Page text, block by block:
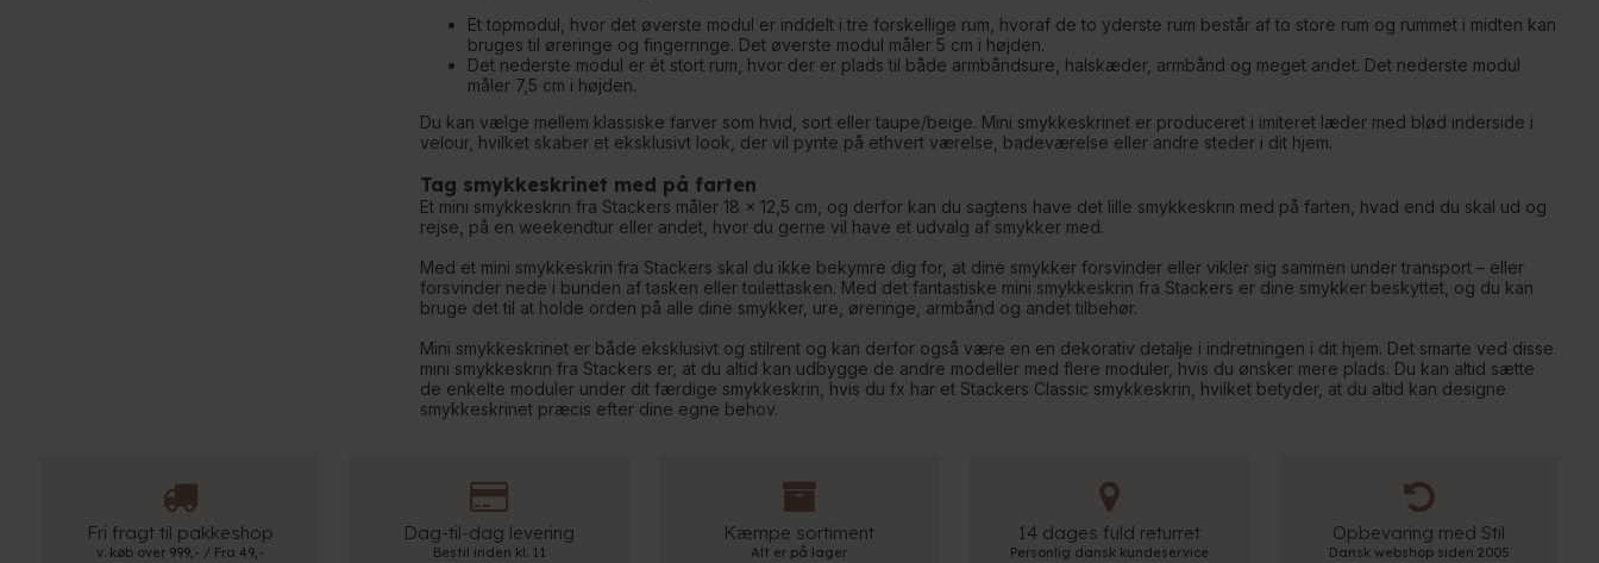
Et topmodul, hvor det øverste modul er inddelt i tre forskellige rum, hvoraf de to yderste rum består af to store rum og rummet i midten kan
bruges til øreringe og fingerringe. Det øverste modul måler 5 cm i højden.
Det nederste modul er ét stort rum, hvor der er plads til både armbåndsure, halskæder, armbånd og meget andet. Det nederste modul
måler 7,5 cm i højden.
Du kan vælge mellem klassiske farver som hvid, sort eller taupe/beige. Mini smykkeskrinet er produceret i imiteret læder med blød inderside i
velour, hvilket skaber et eksklusivt look, der vil pynte på ethvert værelse, badeværelse eller andre steder i dit hjem.
Tag smykkeskrinet med på farten
Et mini smykkeskrin fra Stackers måler 18 x 12,5 cm, og derfor kan du sagtens have det lille smykkeskrin med på farten, hvad end du skal ud og
rejse, på en weekendtur eller andet, hvor du gerne vil have et udvalg af smykker med.
Med et mini smykkeskrin fra Stackers skal du ikke bekymre dig for, at dine smykker forsvinder eller vikler sig sammen under transport – eller
forsvinder nede i bunden af tasken eller toilettasken. Med det fantastiske mini smykkeskrin fra Stackers er dine smykker beskyttet, og du kan
bruge det til at holde orden på alle dine smykker, ure, øreringe, armbånd og andet tilbehør.
Mini smykkeskrinet er både eksklusivt og stilrent og kan derfor også være en en dekorativ detalje i indretningen i dit hjem. Det smarte ved disse
mini smykkeskrin fra Stackers er, at du altid kan udbygge de andre modeller med flere moduler, hvis du ønsker mere plads. Du kan altid sætte
de enkelte moduler under dit færdige smykkeskrin, hvis du fx har et Stackers Classic smykkeskrin, hvilket betyder, at du altid kan designe
smykkeskrinet præcis efter dine egne behov.
Fri fragt til pakkeshop
v. køb over 999,- / Fra 49,-
Dag-til-dag levering
Bestil inden kl. 11
Kæmpe sortiment
Alt er på lager
14 dages fuld returret
Personlig dansk kundeservice
Opbevaring med Stil
Dansk webshop siden 2005